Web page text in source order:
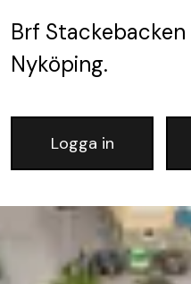
Brf Stackebacken
Nyköping.
Logga in